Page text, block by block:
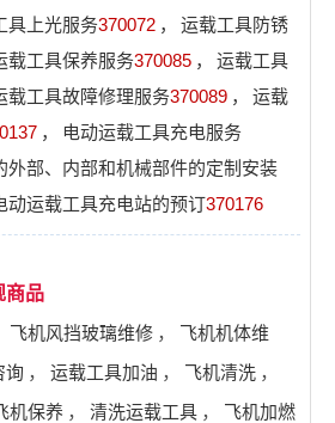
具上光服务370072 ，
运载工具防锈
载工具保养服务370085 ，
运载工具
载工具故障修理服务370089 ，
运载
，
电动运载工具充电服务
外部、内部和机械部件的定制安装
动运载工具充电站的预订370176
商品
飞机风挡玻璃维修 ，
飞机机体维
询 ， 运载工具加油 ， 飞机清洗 ，
机保养 ， 清洗运载工具 ，
飞机加燃